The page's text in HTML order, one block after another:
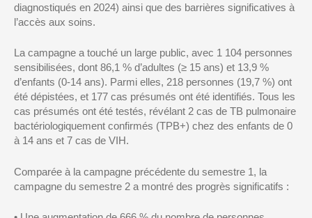
diagnostiqués en 2024) ainsi que des barrières significatives à
l’accès aux soins.
La campagne a touché un large public, avec 1 104 personnes
sensibilisées, dont 86,1 % d’adultes (≥ 15 ans) et 13,9 %
d’enfants (0-14 ans). Parmi elles, 218 personnes (19,7 %) ont
été dépistées, et 177 cas présumés ont été identifiés. Tous les
cas présumés ont été testés, révélant 2 cas de TB pulmonaire
bactériologiquement confirmés (TPB+) chez des enfants de 0
à 14 ans et 7 cas de VIH.
Comparée à la campagne précédente du semestre 1, la
campagne du semestre 2 a montré des progrès significatifs :